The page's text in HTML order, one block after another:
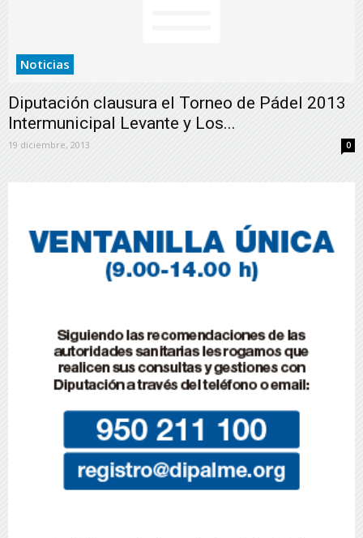
Noticias
Diputación clausura el Torneo de Pádel 2013
Intermunicipal Levante y Los...
19 diciembre, 2013 0